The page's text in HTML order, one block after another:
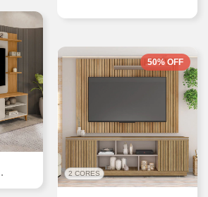
70'|...
50%OFF
2 CORES